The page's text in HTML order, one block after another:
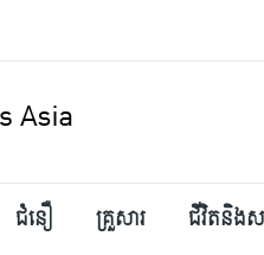
ជំនឿ គ្រួសារ ជីវិតនិងស